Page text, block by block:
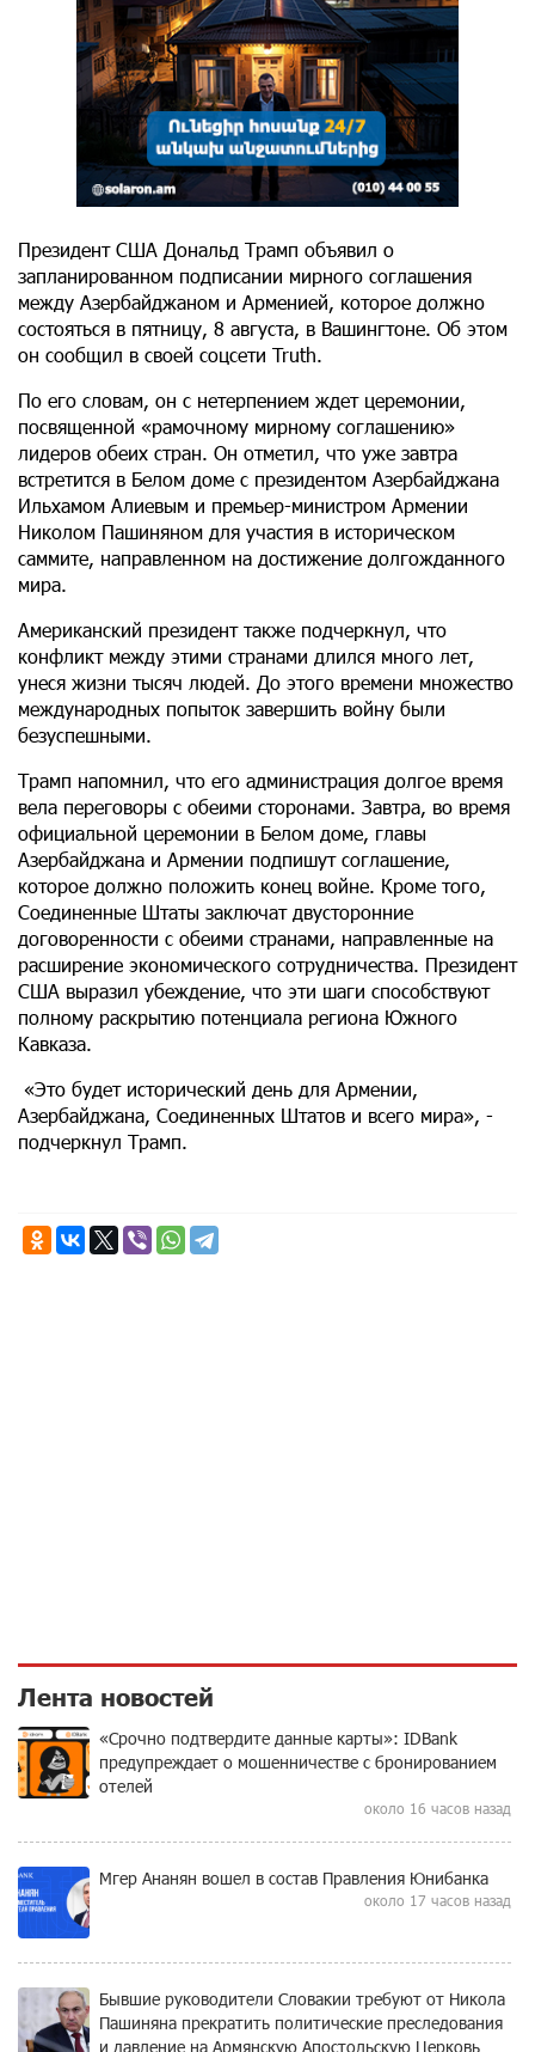
Президент США Дональд Трамп объявил о
запланированном подписании мирного соглашения
между Азербайджаном и Арменией, которое должно
состояться в пятницу, 8 августа, в Вашингтоне. Об этом
он сообщил в своей соцсети Truth.
По его словам, он с нетерпением ждет церемонии,
посвященной «рамочному мирному соглашению»
лидеров обеих стран. Он отметил, что уже завтра
встретится в Белом доме с президентом Азербайджана
Ильхамом Алиевым и премьер-министром Армении
Николом Пашиняном для участия в историческом
саммите, направленном на достижение долгожданного
мира.
Американский президент также подчеркнул, что
конфликт между этими странами длился много лет,
унеся жизни тысяч людей. До этого времени множество
международных попыток завершить войну были
безуспешными.
Трамп напомнил, что его администрация долгое время
вела переговоры с обеими сторонами. Завтра, во время
официальной церемонии в Белом доме, главы
Азербайджана и Армении подпишут соглашение,
которое должно положить конец войне. Кроме того,
Соединенные Штаты заключат двусторонние
договоренности с обеими странами, направленные на
расширение экономического сотрудничества. Президент
США выразил убеждение, что эти шаги способствуют
полному раскрытию потенциала региона Южного
Кавказа.
«Это будет исторический день для Армении,
Азербайджана, Соединенных Штатов и всего мира», -
подчеркнул Трамп.
Лента новостей
«Срочно подтвердите данные карты»: IDBank
предупреждает о мошенничестве с бронированием
отелей
около 16 часов назад
Мгер Ананян вошел в состав Правления Юнибанка
около 17 часов назад
Бывшие руководители Словакии требуют от Никола
Пашиняна прекратить политические преследования
и давление на Армянскую Апостольскую Церковь